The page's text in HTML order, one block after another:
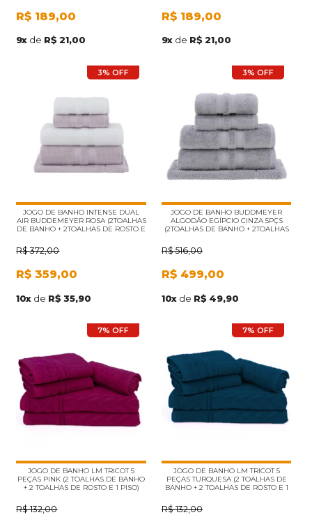
R$ 189,00
9x de R$ 21,00
R$ 189,00
9x de R$ 21,00
3% OFF
JOGO DE BANHO INTENSE DUAL
AIR BUDDEMEYER ROSA (2TOALHAS
DE BANHO + 2TOALHAS DE ROSTO E
R$ 372,00
R$ 359,00
10x de R$ 35,90
3% OFF
JOGO DE BANHO BUDDMEYER
ALGODÃO EGÍPCIO CINZA 5PÇS
(2TOALHAS DE BANHO + 2TOALHAS
R$ 516,00
R$ 499,00
10x de R$ 49,90
7% OFF
JOGO DE BANHO LM TRICOT 5
PEÇAS PINK (2 TOALHAS DE BANHO
+ 2 TOALHAS DE ROSTO E 1 PISO)
R$ 132,00
7% OFF
JOGO DE BANHO LM TRICOT 5
PEÇAS TURQUESA (2 TOALHAS DE
BANHO + 2 TOALHAS DE ROSTO E 1
R$ 132,00